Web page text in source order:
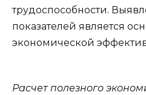
трудоспособности.
показателей является
экономической
Расчет полезного